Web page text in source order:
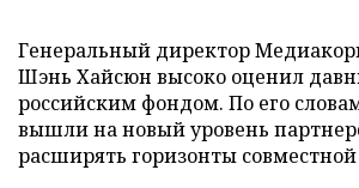
Генеральный директор
Шэнь Хайсюн высоко оценил
российским фондом. По его
вышли на новый уровень
расширять горизонты